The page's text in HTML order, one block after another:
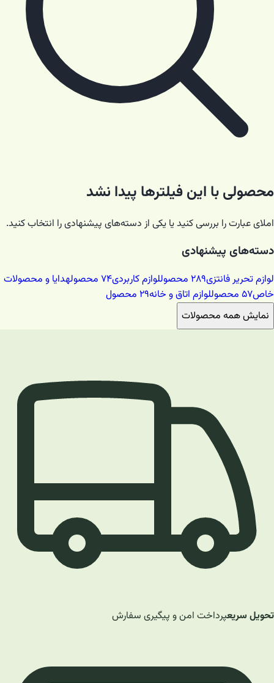
محصولی با این فیلترها پیدا نشد
املای عبارت را بررسی کنید یا یکی از دسته‌های پیشنهادی را انتخاب کنید.
دسته‌های پیشنهادی
لوازم تحریر فانتزی۲۸۹ محصوللوازم کاربردی۷۴ محصولهدایا و محصولات
خاص۵۷ محصوللوازم اتاق و خانه۲۹ محصول
نمایش همه محصولات
تحویل سریعپرداخت امن و پیگیری سفارش